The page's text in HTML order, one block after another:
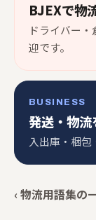
BJEXで物
ドライバー
迎です。
BUSINESS
発送・物流
入出庫・梱包
‹ 物流用語集の